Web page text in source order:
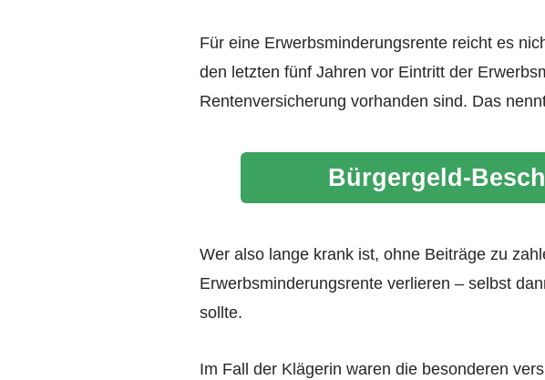
Für eine Erwerbsminderungsrente reicht es
den letzten fünf Jahren vor Eintritt der
Rentenversicherung vorhanden sind. Das
Bürgergeld-
Wer also lange krank ist, ohne Beiträge zu
Erwerbsminderungsrente verlieren – selbst
sollte.
Im Fall der Klägerin waren die besonderen